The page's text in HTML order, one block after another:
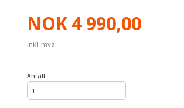
Pris
NOK 4 990,00
inkl. mva.
Antall